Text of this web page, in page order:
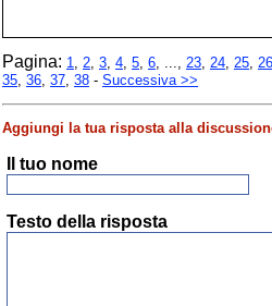
Pagina: 1, 2, 3, 4, 5, 6, ..., 23, 24, 25, 26
35, 36, 37, 38 - Successiva >>
Aggiungi la tua risposta alla
Il tuo nome
Testo della risposta